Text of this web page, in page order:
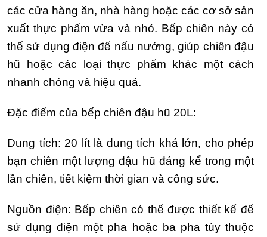
các cửa hàng ăn, nhà hàng hoặc các cơ sở sản
xuất thực phẩm vừa và nhỏ. Bếp chiên này có
thể sử dụng điện để nấu nướng, giúp chiên đậu
hũ hoặc các loại thực phẩm khác một cách
nhanh chóng và hiệu quả.
Đặc điểm của bếp chiên đậu hũ 20L:
Dung tích: 20 lít là dung tích khá lớn, cho phép
bạn chiên một lượng đậu hũ đáng kể trong một
lần chiên, tiết kiệm thời gian và công sức.
Nguồn điện: Bếp chiên có thể được thiết kế để
sử dụng điện một pha hoặc ba pha tùy thuộc